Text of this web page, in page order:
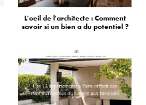
L'oeil de l'architecte : Comment
savoir si un bien a du potentiel ?